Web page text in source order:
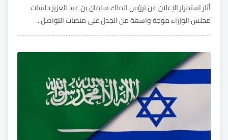
أثار استمرار الإعلان عن ترؤس الملك سلمان بن عبد العزيز جلسات
مجلس الوزراء موجة واسعة من الجدل على منصات التواصل...